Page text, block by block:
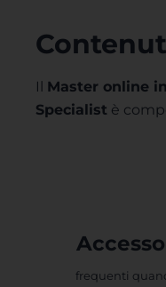
Il Master online
Specialist è
frequenti